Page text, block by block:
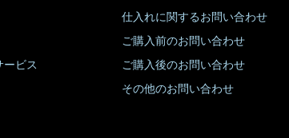
ービス
仕入れに関するお問い合わせ
ご購入前のお問い合わせ
ご購入後のお問い合わせ
その他のお問い合わせ